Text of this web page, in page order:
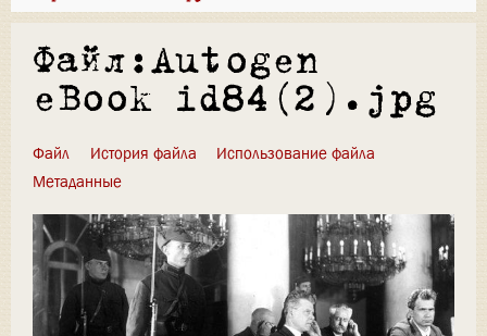
Файл:Autogen
eBook id84(2).jpg
Файл История файла
Использование файла
Метаданные